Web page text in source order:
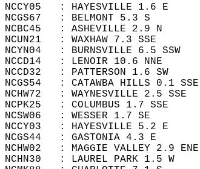
NCCY05   : HAYESVILLE 1.6
NCGS67   : BELMONT 5.3 S
NCBC45   : ASHEVILLE 2.9
NCUN21   : WAXHAW 7.3
NCYN04   : BURNSVILLE 6.5
NCCD14   : LENOIR 10.6
NCCD32   : PATTERSON 1.6
NCGS54   : CATAWBA HILLS
NCHW72   : WAYNESVILLE
NCPK25   : COLUMBUS 1.7
NCSW06   : WESSER 1.7 SE
NCCY03   : HAYESVILLE 5.2
NCGS44   : GASTONIA 4.3 E
NCHW02   : MAGGIE VALLEY
NCHN30   : LAUREL PARK